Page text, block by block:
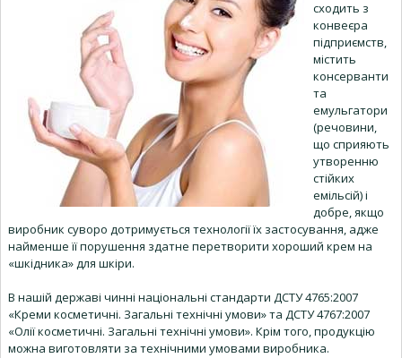
сходить з
конвеєра
підприємств,
містить
консерванти
та
емульгатори
(речовини,
що сприяють
утворенню
стійких
емільсій) і
добре, якщо
виробник суворо дотримується технології їх застосування, адже
найменше її порушення здатне перетворити хороший крем на
«шкідника» для шкіри.
В нашій державі чинні національні стандарти ДСТУ 4765:2007
«Креми косметичні. Загальні технічні умови» та ДСТУ 4767:2007
«Олії косметичні. Загальні технічні умови». Крім того, продукцію
можна виготовляти за технічними умовами виробника.